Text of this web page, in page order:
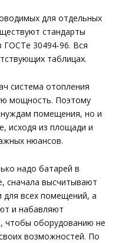
для отдельных
стандарты
30494-96. Вся
таблицах.
система отопления
мощность. Поэтому
помещения, но и
исходя из площади и
нюансов.
надо батарей в
сначала высчитывают
всех помещений, а
и набавляют
чтобы оборудованию не
возможностей. По